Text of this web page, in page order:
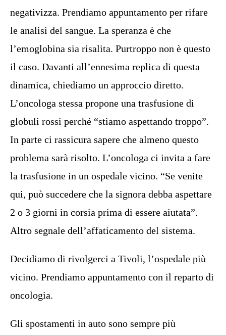
negativizza. Prendiamo appuntamento per rifare
le analisi del sangue. La speranza è che
l’emoglobina sia risalita. Purtroppo non è questo
il caso. Davanti all’ennesima replica di questa
dinamica, chiediamo un approccio diretto.
L’oncologa stessa propone una trasfusione di
globuli rossi perché “stiamo aspettando troppo”.
In parte ci rassicura sapere che almeno questo
problema sarà risolto. L’oncologa ci invita a fare
la trasfusione in un ospedale vicino. “Se venite
qui, può succedere che la signora debba aspettare
2 o 3 giorni in corsia prima di essere aiutata”.
Altro segnale dell’affaticamento del sistema.
Decidiamo di rivolgerci a Tivoli, l’ospedale più
vicino. Prendiamo appuntamento con il reparto di
oncologia.
Gli spostamenti in auto sono sempre più